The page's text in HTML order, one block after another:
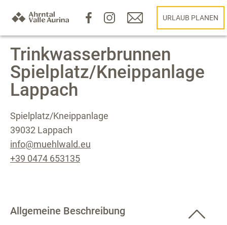
URLAUB PLANEN
Trinkwasserbrunnen
Spielplatz/Kneippanlage
Lappach
Spielplatz/Kneippanlage
39032 Lappach
info@muehlwald.eu
+39 0474 653135
Allgemeine Beschreibung